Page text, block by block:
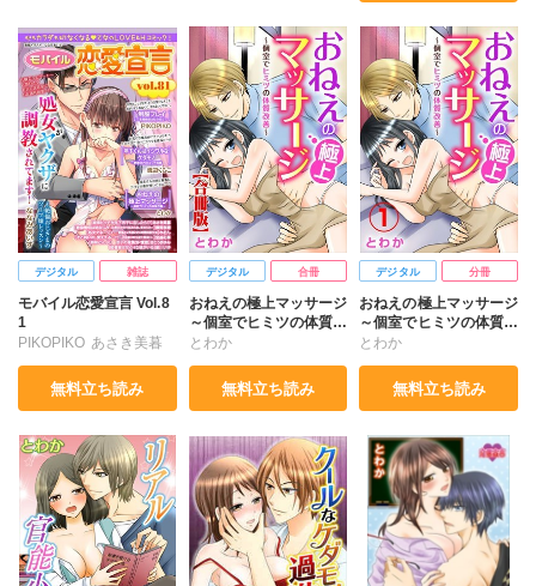
藤馬奈緒 福田りお
デジタル 雑誌
モバイル恋愛宣言 Vol.8
1
PIKOPIKO あさき美暮
さとうまゆみ とわか
ななみあいす れおん
渡辺くらこ 藤馬奈緒
無料立ち読み
デジタル 合冊
おねえの極上マッサージ
～個室でヒミツの体質改
善～【合冊版】
とわか
無料立ち読み
デジタル 分冊
おねえの極上マッサージ
～個室でヒミツの体質改
善～
とわか
無料立ち読み